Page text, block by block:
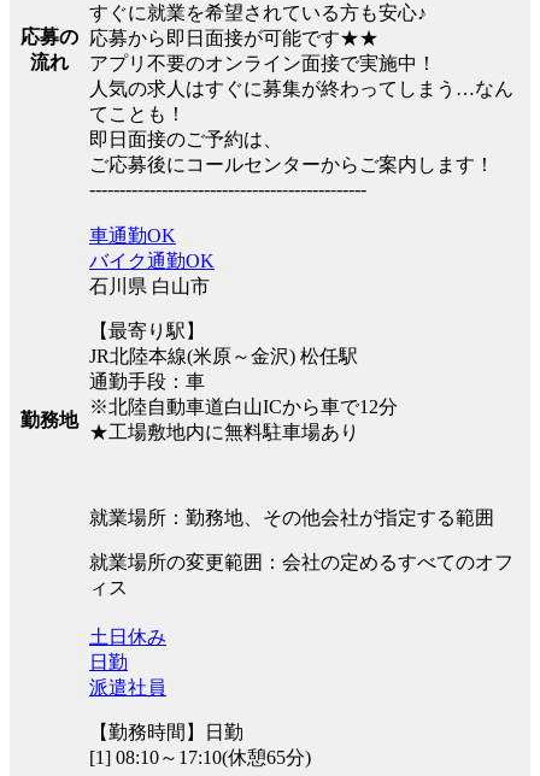
応募の
流れ
すぐに就業を希望されている方も安心♪
応募から即日面接が可能です★★
アプリ不要のオンライン面接で実施中！
人気の求人はすぐに募集が終わってしまう…なん
てことも！
即日面接のご予約は、
ご応募後にコールセンターからご案内します！
----------------------------------------------
勤務地
車通勤OK
バイク通勤OK
石川県 白山市
【最寄り駅】
JR北陸本線(米原～金沢) 松任駅
通勤手段：車
※北陸自動車道白山ICから車で12分
★工場敷地内に無料駐車場あり
就業場所：勤務地、その他会社が指定する範囲
就業場所の変更範囲：会社の定めるすべてのオフ
ィス
土日休み
日勤
派遣社員
【勤務時間】日勤
[1] 08:10～17:10(休憩65分)